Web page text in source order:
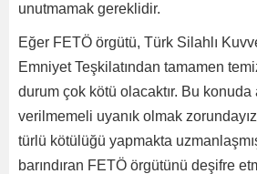
unutmamak gereklidir.
Eğer FETÖ örgütü, Türk Silahlı
Emniyet Teşkilatından tamamen
durum çok kötü olacaktır. Bu konuda
verilmemeli uyanık olmak
türlü kötülüğü yapmakta
barındıran FETÖ örgütünü deşifre